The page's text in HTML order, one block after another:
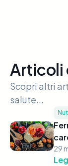
Articoli
Scopri altri
salute...
29